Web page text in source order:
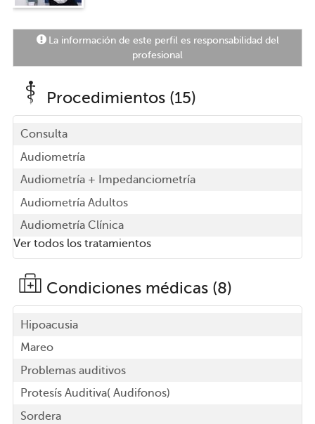
La información de este perfil es responsabilidad del
profesional
Procedimientos (15)
Consulta
Audiometría
Audiometría + Impedanciometría
Audiometría Adultos
Audiometría Clínica
Ver todos los tratamientos
Condiciones médicas (8)
Hipoacusia
Mareo
Problemas auditivos
Protesís Auditiva( Audifonos)
Sordera